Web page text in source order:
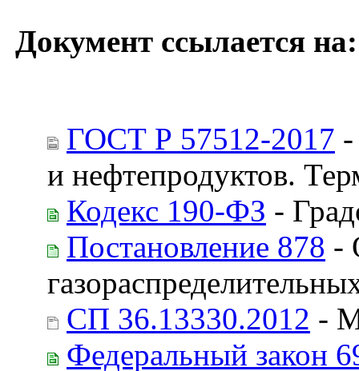
Документ ссылается на:
ГОСТ Р 57512-2017
и нефтепродуктов.
Кодекс 190-ФЗ -
Постановление 878 -
СП 36.13330.2012 -
Федеральный закон